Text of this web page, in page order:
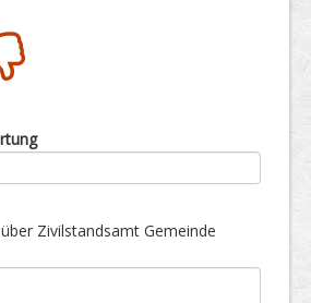
Zivilstandsamt Gemeinde